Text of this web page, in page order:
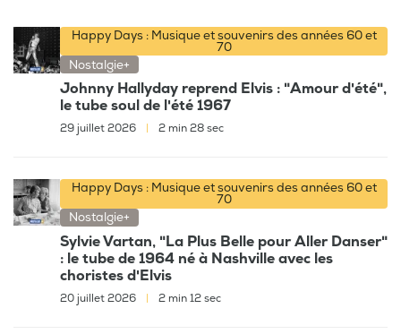
Happy Days : Musique et souvenirs des années 60 et
70
Nostalgie+
Johnny Hallyday reprend Elvis : "Amour d'été",
le tube soul de l'été 1967
29 juillet 2026 2 min 28 sec
Happy Days : Musique et souvenirs des années 60 et
70
Nostalgie+
Sylvie Vartan, "La Plus Belle pour Aller Danser"
: le tube de 1964 né à Nashville avec les
choristes d'Elvis
20 juillet 2026 | 2 min 12 sec